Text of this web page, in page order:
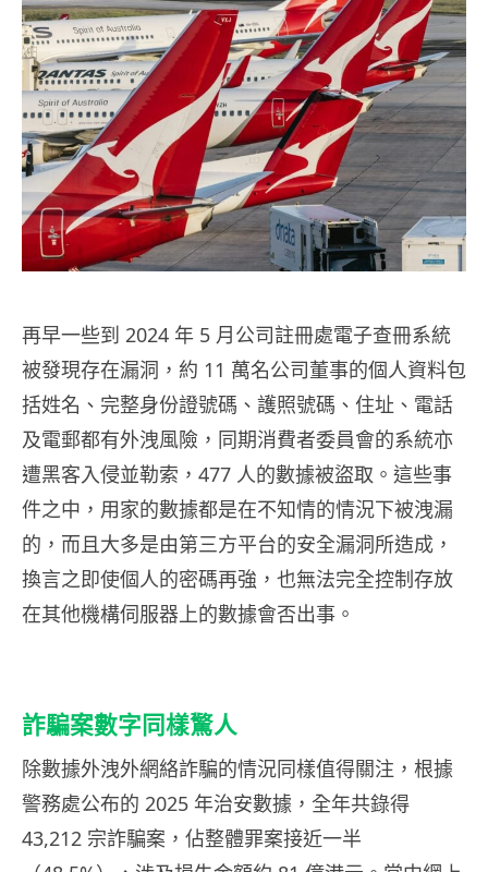
再早一些到 2024 年 5 月公司註冊處電子查冊系統
被發現存在漏洞，約 11 萬名公司董事的個人資料包
括姓名、完整身份證號碼、護照號碼、住址、電話
及電郵都有外洩風險，同期消費者委員會的系統亦
遭黑客入侵並勒索，477 人的數據被盜取。這些事
件之中，用家的數據都是在不知情的情況下被洩漏
的，而且大多是由第三方平台的安全漏洞所造成，
換言之即使個人的密碼再強，也無法完全控制存放
在其他機構伺服器上的數據會否出事。
詐騙案數字同樣驚人
除數據外洩外網絡詐騙的情況同樣值得關注，根據
警務處公布的 2025 年治安數據，全年共錄得
43,212 宗詐騙案，佔整體罪案接近一半